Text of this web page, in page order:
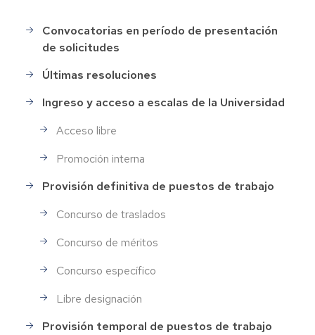
Selección
de
Personal
Convocatorias en período de presentación
de solicitudes
Últimas resoluciones
Ingreso y acceso a escalas de la Universidad
Acceso libre
Promoción interna
Provisión definitiva de puestos de trabajo
Concurso de traslados
Concurso de méritos
Concurso específico
Libre designación
Provisión temporal de puestos de trabajo